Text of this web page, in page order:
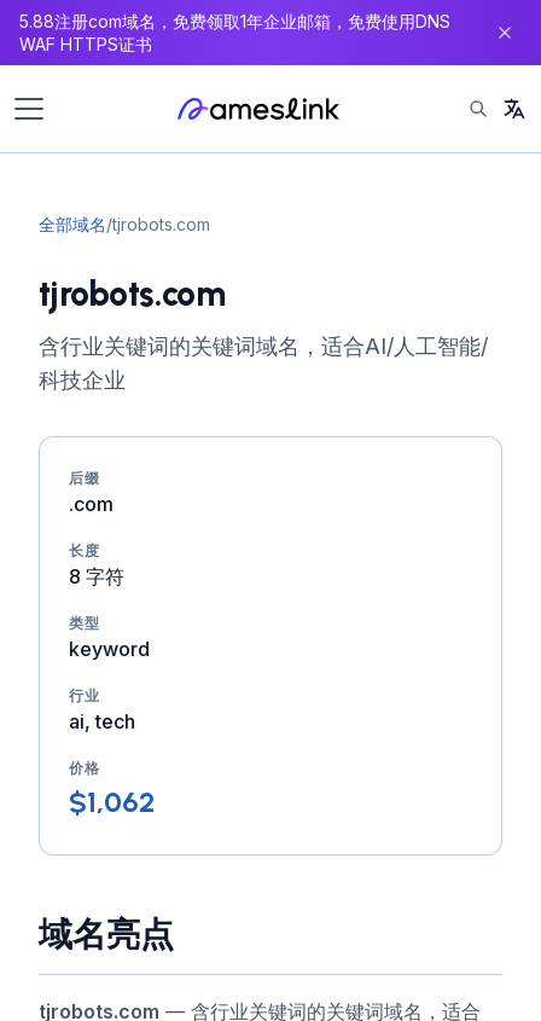
内
容
5.88注册com域名，免费领取1年企业邮箱，免费使用DNS
WAF HTTPS证书
全部域名/tjrobots.com
tjrobots.com
含行业关键词的关键词域名，适合AI/人工智能/
科技企业
后缀
.com
长度
8 字符
类型
keyword
行业
ai, tech
价格
$1,062
域名亮点
tjrobots.com — 含行业关键词的关键词域名，适合